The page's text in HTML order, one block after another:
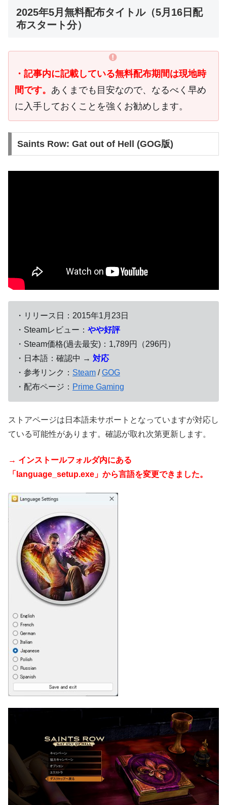
2025年5月無料配布タイトル（5月16日配
布スタート分）
・記事内に記載している無料配布期間は現地時
間です。 あくまでも目安なので、なるべく早め
に入手しておくことを強くお勧めします。
Saints Row: Gat out of Hell (GOG版)
・リリース日：2015年1月23日
・Steamレビュー： やや好評
・Steam価格(過去最安)：1,789円（296円）
・日本語：確認中 → 対応
・参考リンク： Steam /GOG
・配布ページ： Prime Gaming
ストアページは日本語未サポートとなっていますが対応し
ている可能性があります。確認が取れ次第更新します。
→ インストールフォルダ内にある
「language_setup.exe」から言語を変更できました。